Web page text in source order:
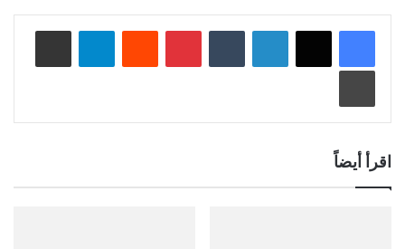
لينكدإن بينتيريست
اقرأ أيضاً